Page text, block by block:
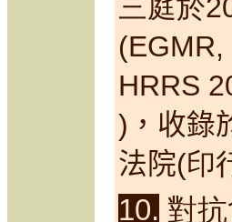
三庭於
(
HRRS
) ，收錄
法院(印
10. 對